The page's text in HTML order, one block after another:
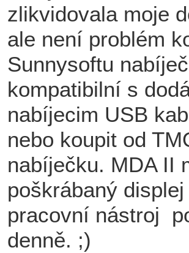
zlikvidovala moje
ale není problém
Sunnysoftu
kompatibilní s
nabíjecim USB
nebo koupit od
nabíječku. MDA II
poškrábaný
pracovní nástroj
denně. ;)